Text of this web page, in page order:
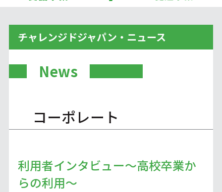
チャレンジドジャパン・ニュース
News
コーポレート
利用者インタビュー～高校卒業か
らの利用～